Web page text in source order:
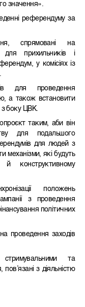
значення».
референдуму за
спрямовані на
для прихильників і
у комісіях із
для проведення
а також встановити
з боку ЦВК.
таким, аби він
для подальшого
для людей з
які будуть
конструктивному
положень
з проведення
політичних
проведення заходів
та
з діяльністю